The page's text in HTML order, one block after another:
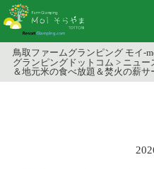
鳥取ファームグランピング モイ-
グランピングドットコム > ニュー
＆地元米の食べ放題＆焚火の薪サ